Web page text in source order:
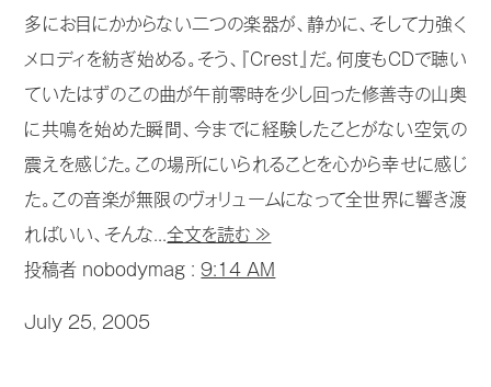
多にお目にかからない二つの楽器が、静かに、そして力強く
メロディを紡ぎ始める。そう、『Crest』だ。何度もCDで聴い
ていたはずのこの曲が午前零時を少し回った修善寺の山奥
に共鳴を始めた瞬間、今までに経験したことがない空気の
震えを感じた。この場所にいられることを心から幸せに感じ
た。この音楽が無限のヴォリュームになって全世界に響き渡
ればいい、そんな...全文を読む ≫
投稿者 nobodymag :9:14 AM
July 25, 2005